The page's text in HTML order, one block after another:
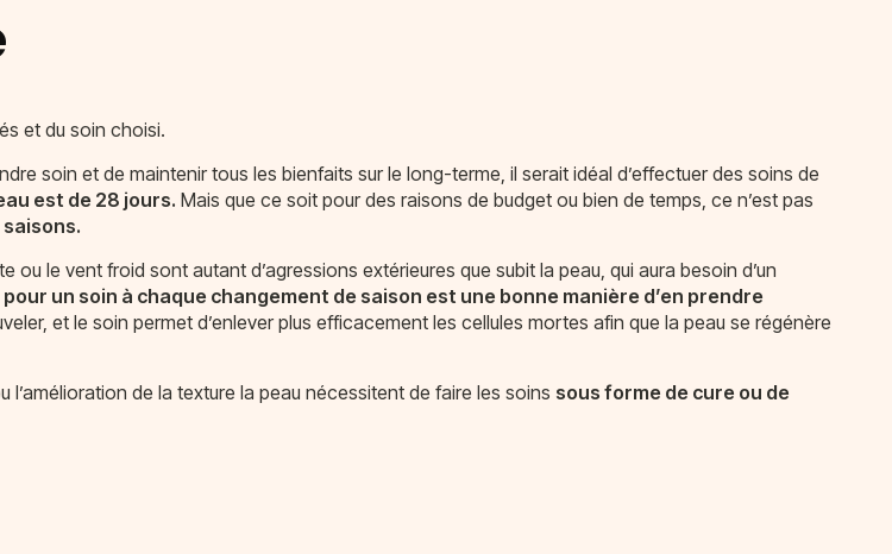
et du soin choisi.
soin et de maintenir tous les bienfaits sur le long-terme, il serait idéal d’effectuer des soins de
est de 28 jours. Mais que ce soit pour des raisons de budget ou bien de temps, ce n’est pas
le vent froid sont autant d’agressions extérieures que subit la peau, qui aura besoin d’un
un soin à chaque changement de saison est une bonne manière d’en prendre
et le soin permet d’enlever plus efficacement les cellules mortes afin que la peau se régénère
de la texture la peau nécessitent de faire les soins sous forme de cure ou de